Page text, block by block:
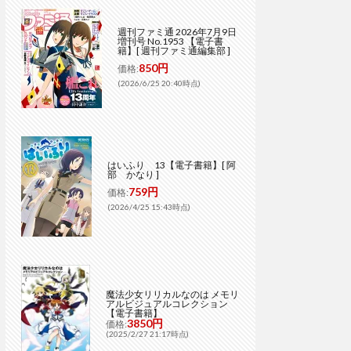
週刊ファミ通 2026年7月9日
増刊号 No.1953 【電子書
籍】[ 週刊ファミ通編集部 ]
価格:850円
(2026/6/25 20:40時点)
はいふり 13【電子書籍】[ 阿
部 かなり ]
価格:759円
(2026/4/25 15:43時点)
魔法少女リリカルなのは メモリ
アルビジュアルコレクション
【電子書籍】
価格:3850円
(2025/2/27 21:17時点)